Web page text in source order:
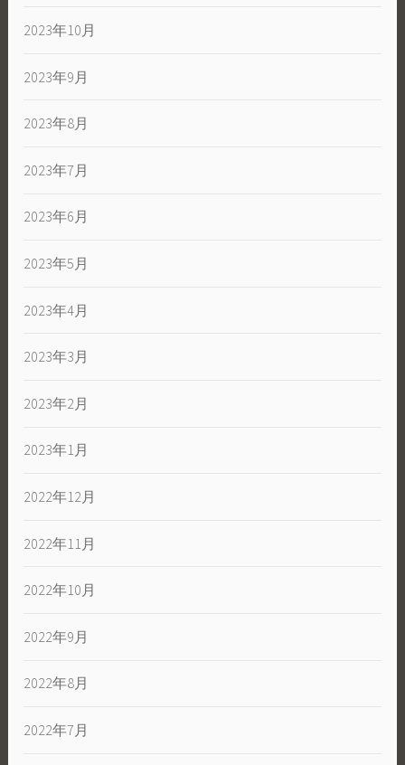
2023年10月
2023年9月
2023年8月
2023年7月
2023年6月
2023年5月
2023年4月
2023年3月
2023年2月
2023年1月
2022年12月
2022年11月
2022年10月
2022年9月
2022年8月
2022年7月